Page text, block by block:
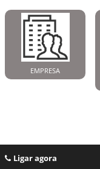
EMPRESA
Ligar agora